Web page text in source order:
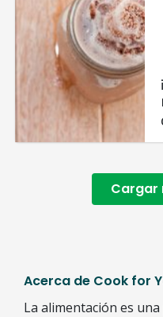
Cargar
Acerca de Cook for
La alimentación es